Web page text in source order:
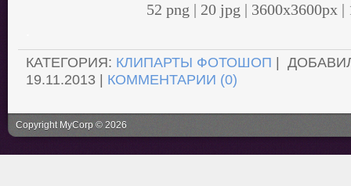
52 png | 20 jpg | 3600x3600px |
КАТЕГОРИЯ: КЛИПАРТЫ ФОТОШОП |
19.11.2013 | КОММЕНТАРИИ (0)
Copyright MyCorp © 2026